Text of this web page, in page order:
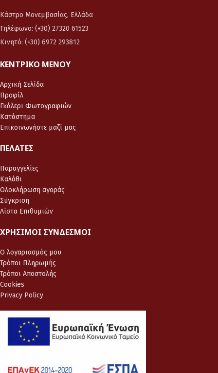
Κάστρο Μονεμβασίας, Ελλάδα
Τηλέφωνο: (+30) 27320 61523
Κινητό: (+30) 6972 293812
ΚΕΝΤΡΙΚΌ ΜΕΝΟΎ
Αρχική Σελίδα
Προφίλ
Γκάλερι Φωτογραφιών
Κατάστημα
Επικοινωνήστε μαζί μας
ΠΕΛΆΤΕΣ
Παραγγελίες
Καλάθι
Ολοκλήρωση αγοράς
Σύγκριση
Λίστα Επιθυμιών
ΧΡΉΣΙΜΟΙ ΣΎΝΔΕΣΜΟΙ
Ο λογαριασμός μου
Τρόποι Πληρωμής
Τρόποι Αποστολής
Cookies
Privacy Policy